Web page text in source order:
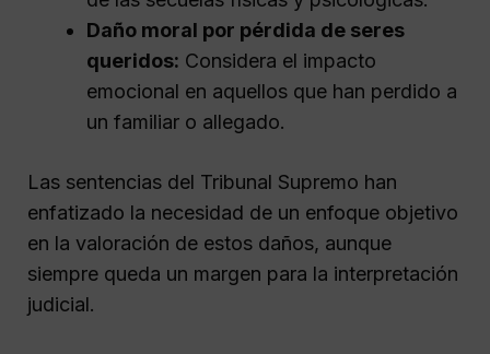
Daño moral por pérdida de seres
queridos: Considera el impacto
emocional en aquellos que han perdido a
un familiar o allegado.
Las sentencias del Tribunal Supremo han
enfatizado la necesidad de un enfoque objetivo
en la valoración de estos daños, aunque
siempre queda un margen para la interpretación
judicial.